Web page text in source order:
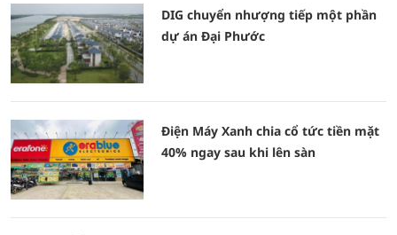
DIG chuyển nhượng tiếp một phần
dự án Đại Phước
Điện Máy Xanh chia cổ tức tiền mặt
40% ngay sau khi lên sàn